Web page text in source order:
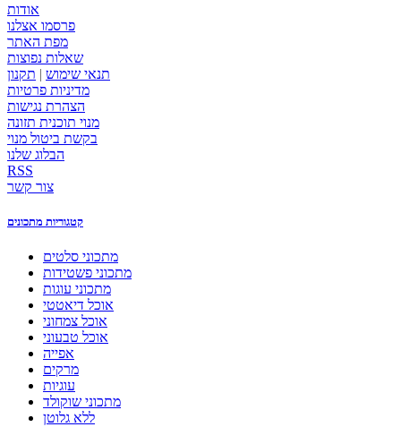
אודות
פרסמו אצלנו
מפת האתר
שאלות נפוצות
תנאי שימוש | תקנון
מדיניות פרטיות
הצהרת נגישות
מנוי תוכנית תזונה
בקשת ביטול מנוי
הבלוג שלנו
RSS
צור קשר
קטגוריות מתכונים
מתכוני סלטים
מתכוני פשטידות
מתכוני עוגות
אוכל דיאטטי
אוכל צמחוני
אוכל טבעוני
אפייה
מרקים
עוגיות
מתכוני שוקולד
ללא גלוטן